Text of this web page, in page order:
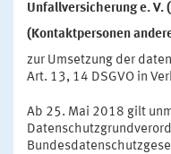
Unfallversicherung e. V.
(Kontaktpersonen
zur Umsetzung der
Art. 13, 14 DSGVO in
Ab 25. Mai 2018 gilt